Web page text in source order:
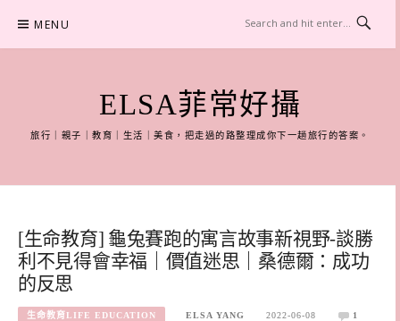
content
MENU
ELSA菲常好攝
旅行｜親子｜教育｜生活｜美食，把走過的路整理成你下一趟旅行的答案。
[生命教育] 龜兔賽跑的寓言故事新視野-談勝
利不見得會幸福｜價值迷思｜桑德爾：成功
的反思
生命教育LIFE EDUCATION ELSA YANG 2022-06-08 1